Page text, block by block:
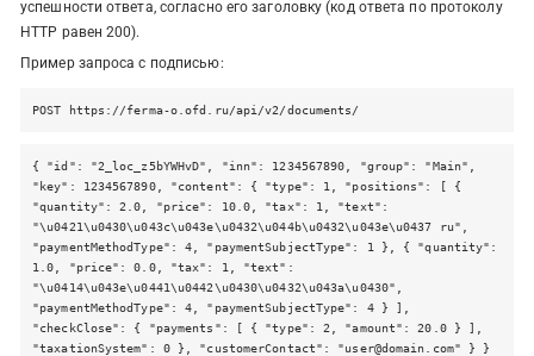
успешности ответа, согласно его заголовку (код ответа по протоколу
HTTP равен 200).
Пример запроса с подписью:
POST https://ferma-o.ofd.ru/api/v2/documents/
{ "id": "2_loc_z5bYWHvD", "inn": 1234567890, "group": "Main",
"key": 1234567890, "content": { "type": 1, "positions": [ {
"quantity": 2.0, "price": 10.0, "tax": 1, "text":
"\u0421\u0430\u043c\u043e\u0432\u044b\u0432\u043e\u0437 ru",
"paymentMethodType": 4, "paymentSubjectType": 1 }, { "quantity":
1.0, "price": 0.0, "tax": 1, "text":
"\u0414\u043e\u0441\u0442\u0430\u0432\u043a\u0430",
"paymentMethodType": 4, "paymentSubjectType": 4 } ],
"checkClose": { "payments": [ { "type": 2, "amount": 20.0 } ],
"taxationSystem": 0 }, "customerContact": "user@domain.com" } }